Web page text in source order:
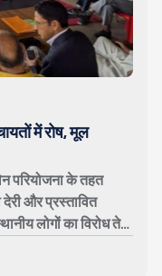
में रोष, मूल
परियोजना के तहत
देरी और प्रस्तावित
लोगों का विरोध तेज